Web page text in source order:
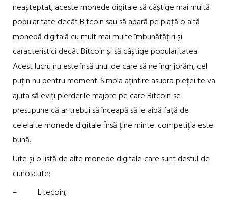
neașteptat, aceste monede digitale să câștige mai multă
popularitate decât Bitcoin sau să apară pe piață o altă
monedă digitală cu mult mai multe îmbunătățiri și
caracteristici decât Bitcoin și să câștige popularitatea.
Acest lucru nu este însă unul de care să ne îngrijorăm, cel
puțin nu pentru moment. Simpla ațintire asupra pieței te va
ajuta să eviți pierderile majore pe care Bitcoin se
presupune că ar trebui să înceapă să le aibă față de
celelalte monede digitale. Însă ține minte: competiția este
bună.
Uite și o listă de alte monede digitale care sunt destul de
cunoscute:
– Litecoin;